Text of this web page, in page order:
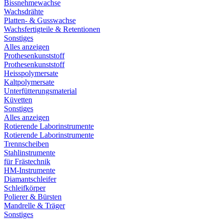
Bissnehmewachse
Wachsdrähte
Platten- & Gusswachse
Wachsfertigteile & Retentionen
Sonstiges
Alles anzeigen
Prothesenkunststoff
Prothesenkunststoff
Heisspolymersate
Kaltpolymersate
Unterfütterungsmaterial
Küvetten
Sonstiges
Alles anzeigen
Rotierende Laborinstrumente
Rotierende Laborinstrumente
Trennscheiben
Stahlinstrumente
für Frästechnik
HM-Instrumente
Diamantschleifer
Schleifkörper
Polierer & Bürsten
Mandrelle & Träger
Sonstiges